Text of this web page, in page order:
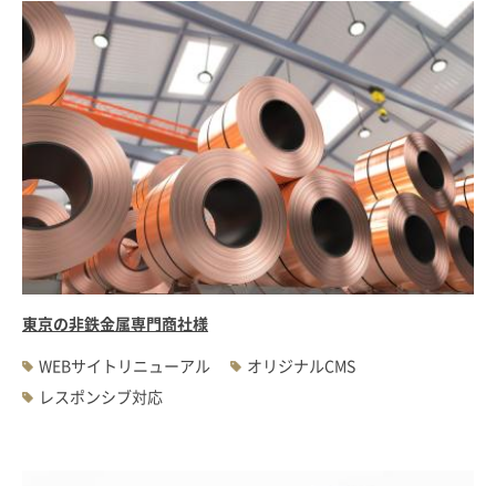
東京の非鉄金属専門商社様
WEBサイトリニューアル
オリジナルCMS
レスポンシブ対応